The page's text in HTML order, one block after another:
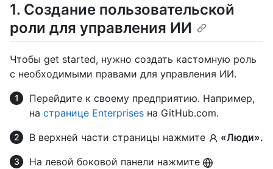
1. Создание пользовательской
роли для управления ИИ
Чтобы get started, нужно создать кастомную роль
с необходимыми правами для управления ИИ.
Перейдите к своему предприятию. Например,
на странице Enterprises на GitHub.com.
В верхней части страницы нажмите
«Люди».
На левой боковой панели нажмите